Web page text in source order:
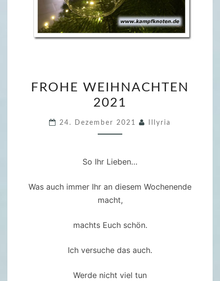
R
O
N
C
T
N
FROHE WEIHNACHTEN
2021
24. Dezember 2021 Illyria
So Ihr Lieben…
Was auch immer Ihr an diesem Wochenende
macht,
machts Euch schön.
Ich versuche das auch.
Werde nicht viel tun